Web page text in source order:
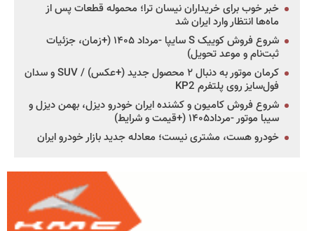
خبر خوب برای خریداران نیسان ترا؛ محموله قطعات پس از
ماه‌ها انتظار وارد ایران شد
شروع فروش کوییک S سایپا -مرداد ۱۴۰۵ (+زمان، جزئیات
ثبت‌نام و موعد تحویل)
کرمان موتور به دنبال ۲ محصول جدید (+عکس) / SUV و سدان
فول‌سایز روی پلتفرم KP2
شروع فروش کامیون و کشنده ایران خودرو دیزل، بهمن دیزل و
سیبا موتور -مرداد۱۴۰۵ (+قیمت و شرایط)
خودرو هست، مشتری نیست؛ معادله جدید بازار خودرو ایران